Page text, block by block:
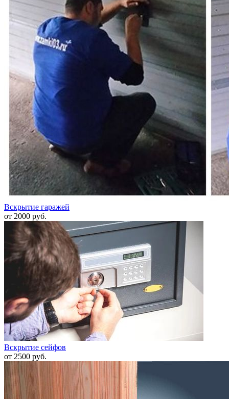
Вскрытие гаражей
от 2000 руб.
Вскрытие сейфов
от 2500 руб.